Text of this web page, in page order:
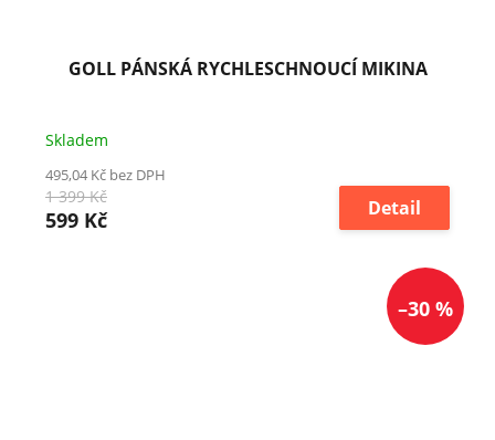
GOLL PÁNSKÁ RYCHLESCHNOUCÍ MIKINA
Skladem
495,04 Kč bez DPH
1 399 Kč
599 Kč Detail
–30 %